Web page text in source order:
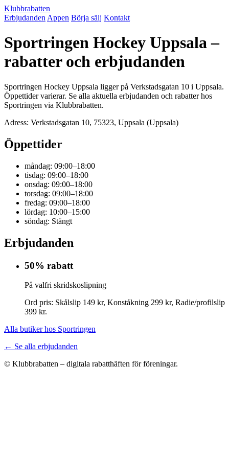
Klubbrabatten
Erbjudanden Appen Börja sälj Kontakt
Sportringen Hockey Uppsala –
rabatter och erbjudanden
Sportringen Hockey Uppsala ligger på Verkstadsgatan 10 i Uppsala.
Öppettider varierar. Se alla aktuella erbjudanden och rabatter hos
Sportringen via Klubbrabatten.
Adress: Verkstadsgatan 10, 75323, Uppsala (Uppsala)
Öppettider
måndag: 09:00–18:00
tisdag: 09:00–18:00
onsdag: 09:00–18:00
torsdag: 09:00–18:00
fredag: 09:00–18:00
lördag: 10:00–15:00
söndag: Stängt
Erbjudanden
50% rabatt
På valfri skridskoslipning
Ord pris: Skålslip 149 kr, Konståkning 299 kr, Radie/profilslip
399 kr.
Alla butiker hos Sportringen
← Se alla erbjudanden
© Klubbrabatten – digitala rabatthäften för föreningar.